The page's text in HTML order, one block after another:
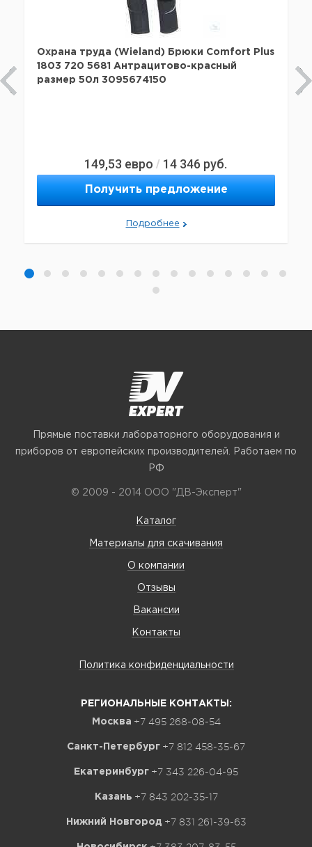
Охрана труда (Wieland) Брюки Comfort Plus
1803 720 5681 Антрацитово-красный
размер 50л 3095674150
149,53 евро / 14 346 руб.
Получить предложение
Подробнее
Прямые поставки лабораторного оборудования и
приборов от европейских производителей. Работаем по
РФ
© 2009 - 2014 ООО "ДВ-Эксперт"
Каталог
Материалы для скачивания
О компании
Отзывы
Вакансии
Контакты
Политика конфиденциальности
РЕГИОНАЛЬНЫЕ КОНТАКТЫ:
Москва +7 495 268-08-54
Санкт-Петербург +7 812 458-35-67
Екатеринбург +7 343 226-04-95
Казань +7 843 202-35-17
Нижний Новгород +7 831 261-39-63